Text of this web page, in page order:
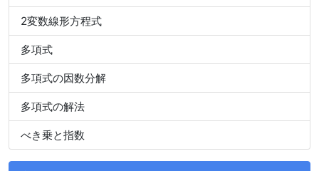
2変数線形方程式
多項式
多項式の因数分解
多項式の解法
べき乗と指数